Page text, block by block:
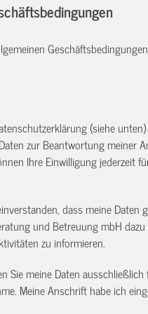
(siehe
zur Beantwortung meiner
Ihre Einwilligung jederzeit
dass meine
und Betreuung mbH
zu informieren.
Sie meine Daten
Meine Anschrift habe ich